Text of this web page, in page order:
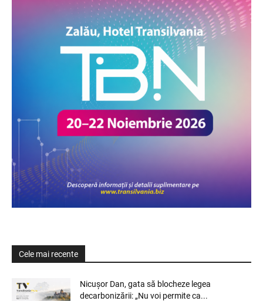
Cele mai recente
Nicușor Dan, gata să blocheze legea
decarbonizării: „Nu voi permite ca...